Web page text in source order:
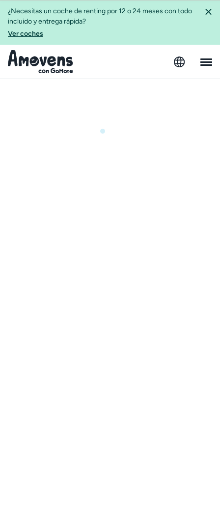
¿Necesitas un coche de renting por 12 o 24 meses con todo
incluido y entrega rápida?
Ver coches